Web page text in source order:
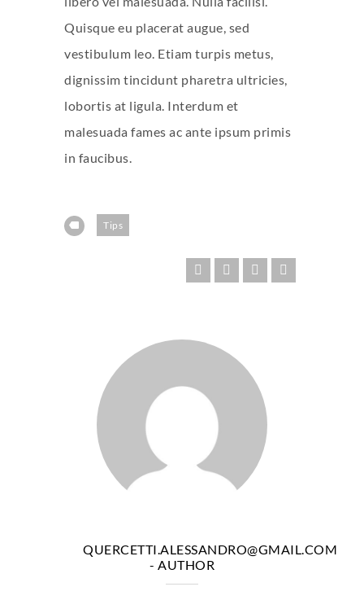
Quisque eu placerat augue, sed
vestibulum leo. Etiam turpis metus,
dignissim tincidunt pharetra ultricies,
lobortis at ligula. Interdum et
malesuada fames ac ante ipsum primis
in faucibus.
Tips
QUERCETTI.ALESSANDRO@GMAIL.COM
- AUTHOR